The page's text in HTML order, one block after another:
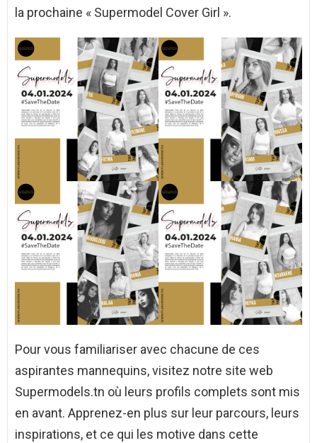
la prochaine « Supermodel Cover Girl ».
Pour vous familiariser avec chacune de ces
aspirantes mannequins, visitez notre site web
Supermodels.tn où leurs profils complets sont mis
en avant. Apprenez-en plus sur leur parcours, leurs
inspirations, et ce qui les motive dans cette